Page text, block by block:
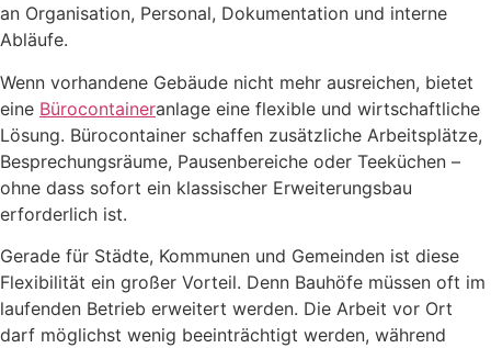
an Organisation, Personal, Dokumentation und interne
Abläufe.
Wenn vorhandene Gebäude nicht mehr ausreichen, bietet
eine Bürocontaineranlage eine flexible und wirtschaftliche
Lösung. Bürocontainer schaffen zusätzliche Arbeitsplätze,
Besprechungsräume, Pausenbereiche oder Teeküchen –
ohne dass sofort ein klassischer Erweiterungsbau
erforderlich ist.
Gerade für Städte, Kommunen und Gemeinden ist diese
Flexibilität ein großer Vorteil. Denn Bauhöfe müssen oft im
laufenden Betrieb erweitert werden. Die Arbeit vor Ort
darf möglichst wenig beeinträchtigt werden, während